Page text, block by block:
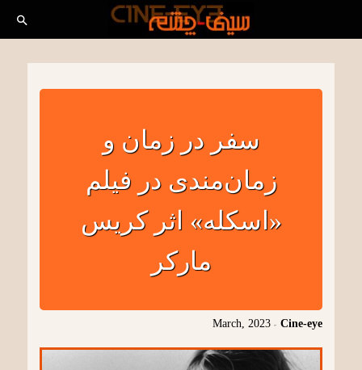
سفر در زمان و
زمان‌مندی در فیلم
«اسکله» اثر کریس
مارکر
Cine-eye
-
March, 2023